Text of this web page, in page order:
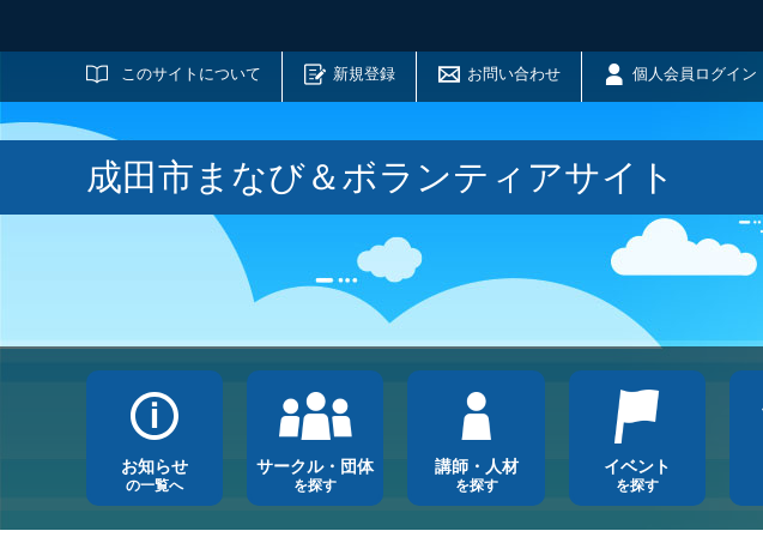
このサイトについて 新規登録 お問い合わせ 個人会員ログイン
サイト内検索
成田市まなび＆ボランティアサイト
お知らせ
の一覧へ
サークル・団体
を探す
講師・人材
を探す
イベント
を探す